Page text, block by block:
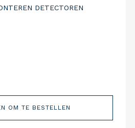
DETECTOREN
OM TE BESTELLEN